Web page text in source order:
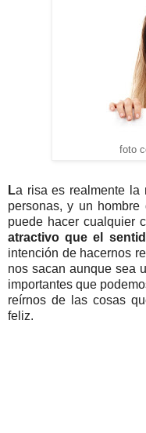
foto
La risa es realmente la
personas, y un
puede hacer cualquier
atractivo que el
intención de hacernos
nos sacan aunque sea
importantes que
reírnos de las cosas
feliz.